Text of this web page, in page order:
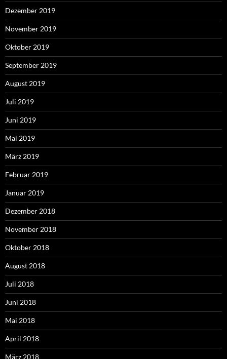
Dezember 2019
November 2019
Oktober 2019
September 2019
August 2019
Juli 2019
Juni 2019
Mai 2019
März 2019
Februar 2019
Januar 2019
Dezember 2018
November 2018
Oktober 2018
August 2018
Juli 2018
Juni 2018
Mai 2018
April 2018
März 2018